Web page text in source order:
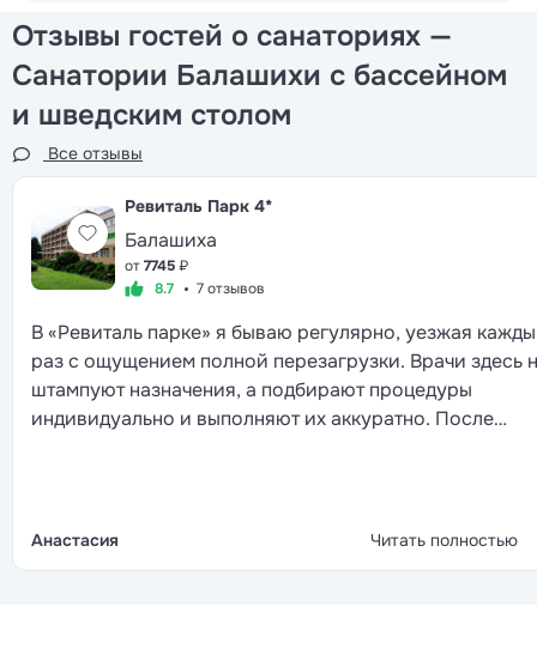
Отзывы гостей о санаториях —
Санатории Балашихи с бассейном
и шведским столом
Все отзывы
Ревиталь Парк 4*
Балашиха
от7745₽
8.7
7 отзывов
В «Ревиталь парке» я бываю регулярно, уезжая
раз с ощущением полной перезагрузки. Врачи здесь
штампуют назначения, а подбирают процедуры
индивидуально и выполняют их аккуратно. После
Персонал вежливый и всегда готов помочь с
Анастасия Читать полностью